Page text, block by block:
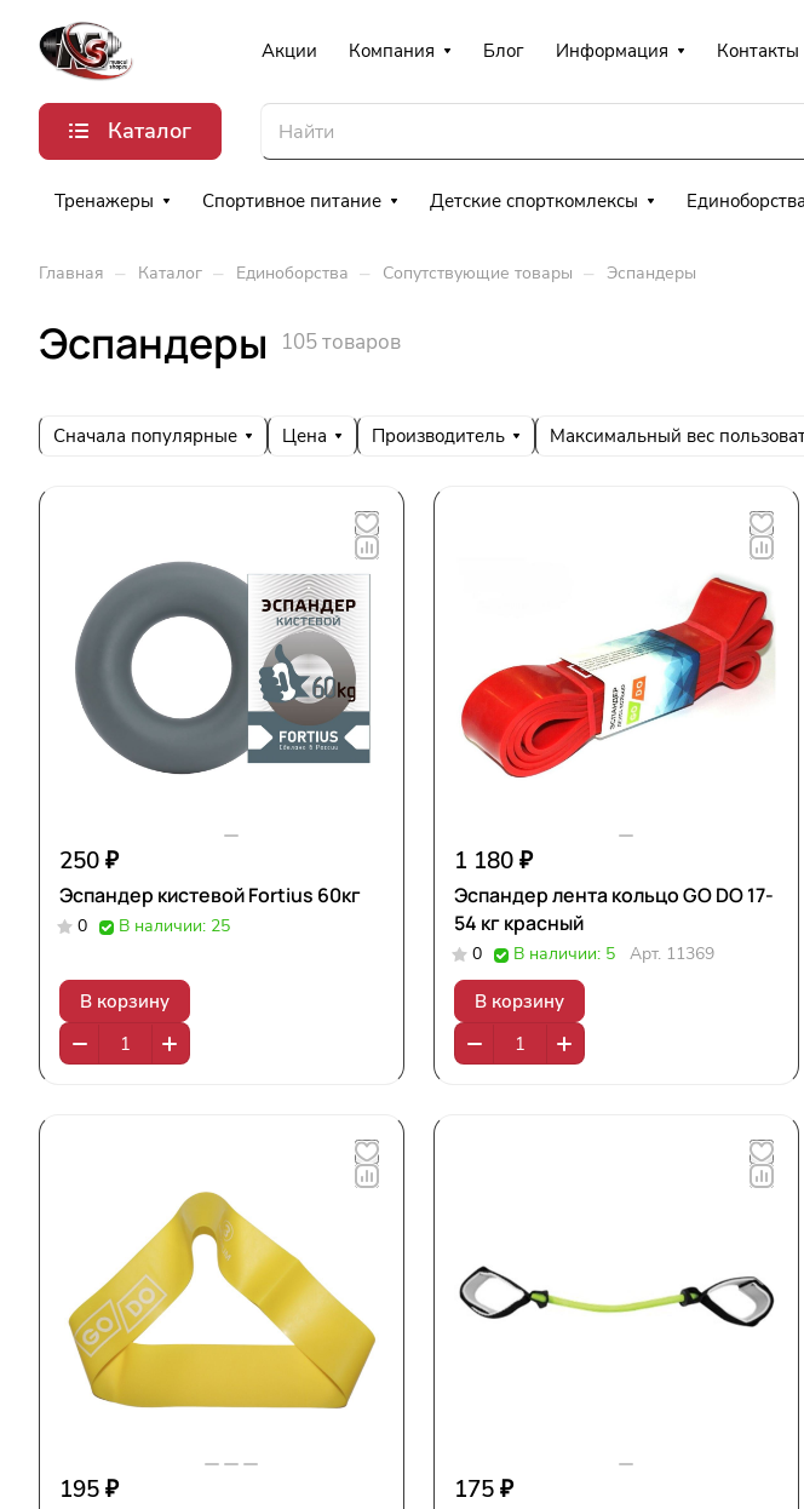
Акции Компания Блог Информация Контакты
Каталог
Тренажеры Спортивное питание Детские спорткомлексы Единоборства
Главная – Каталог – Единоборства – Сопутствующие товары – Эспандеры
Эспандеры 105 товаров
Сначала популярные Цена Производитель Максимальный вес
250 ₽
Эспандер кистевой Fortius 60кг
0 В наличии: 25
В корзину
1 180 ₽
Эспандер лента кольцо GO DO 17-
54 кг красный
0 В наличии: 5 Арт. 11369
В корзину
195 ₽ 175 ₽